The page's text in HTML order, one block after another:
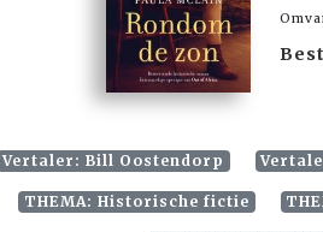
Vertaler: Bill Oostendorp
THEMA: Historische fictie